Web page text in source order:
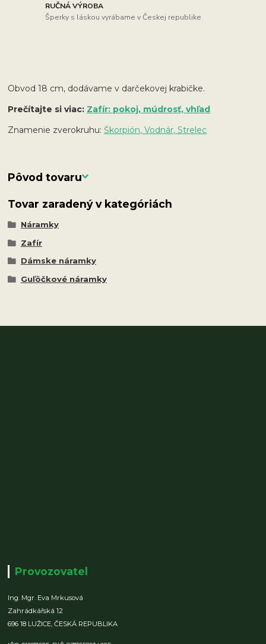
RUČNÁ VÝROBA
Šperky s láskou vyrábame v Českej republike
Obvod 18 cm, dodávame v darčekovej krabičke.
Prečítajte si viac: Zafír: pokoj, múdrosť, vhľad
Znamenie zverokruhu:Škorpión, Vodnár, Strelec
Pôvod tovaru
Tovar zaradený v kategóriách
Náramky
Zafír
Dámske náramky
Guľôčkové náramky
Provozovatel
Ing. Mgr. Eva Mrkusová
Zahrádkářská 12
696 18 LUŽICE,ČESKÁ REPUBLIKA